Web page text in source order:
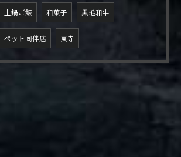
土鍋ご飯 和菓子 黒毛和牛
ペット同伴店 東寺